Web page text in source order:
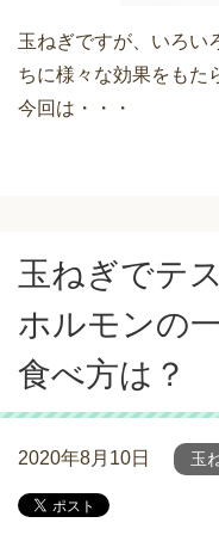
玉ねぎですが、いろい
ちに様々な効果をもた
今回は・・・
玉ねぎでテ
ホルモンの
食べ方は？
2020年8月10日 玉